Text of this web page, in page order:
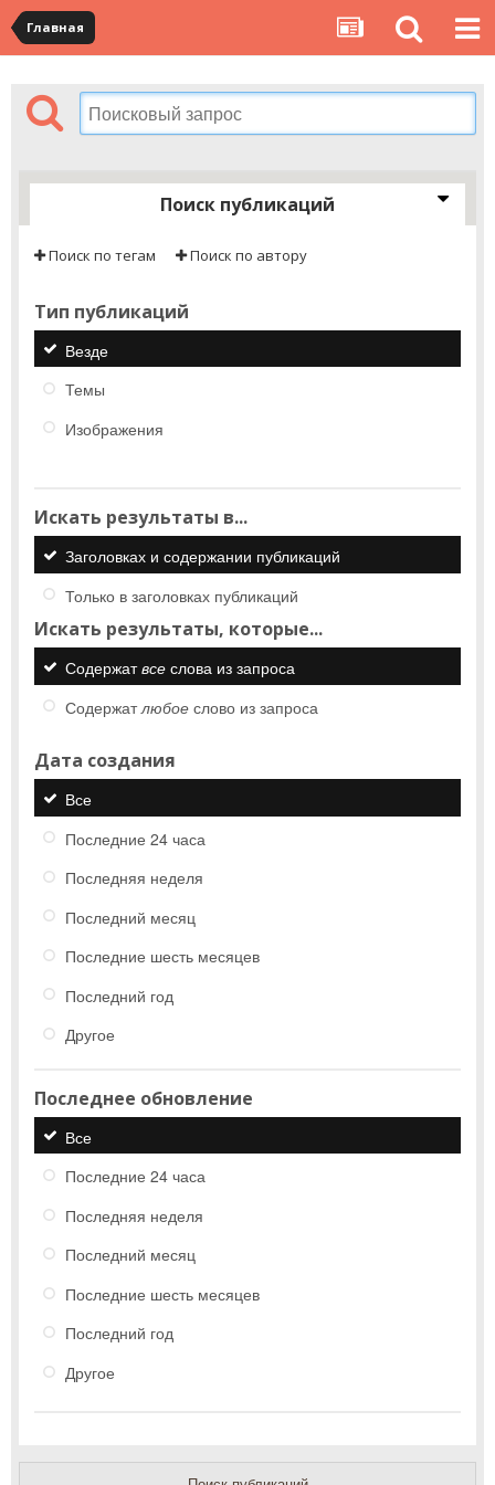
Главная
Поиск публикаций
Поиск по тегам Поиск по автору
Тип публикаций
Везде
Темы
Изображения
Искать результаты в...
Заголовках и содержании публикаций
Только в заголовках публикаций
Искать результаты, которые...
Содержатвсе слова из запроса
Содержатлюбое слово из запроса
Дата создания
Все
Последние 24 часа
Последняя неделя
Последний месяц
Последние шесть месяцев
Последний год
Другое
Последнее обновление
Все
Последние 24 часа
Последняя неделя
Последний месяц
Последние шесть месяцев
Последний год
Другое